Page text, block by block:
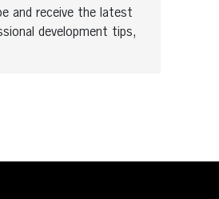
and receive the latest
development tips,